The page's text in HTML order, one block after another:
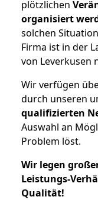
plötzlichen
organisiert
solchen
Firma ist in der
von Leverkusen
Wir verfügen
durch unseren
qualifizierten
Auswahl an
Problem löst.
Wir legen
Leistungs-
Qualität!